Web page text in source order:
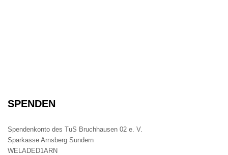
SPENDEN
Spendenkonto des TuS Bruchhausen 02 e. V.
Sparkasse Arnsberg Sundern
WELADED1ARN